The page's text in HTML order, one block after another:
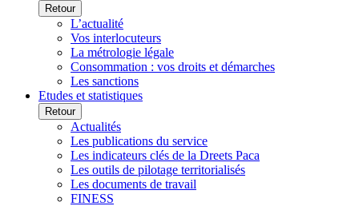
Retour
L’actualité
Vos interlocuteurs
La métrologie légale
Consommation : vos droits et démarches
Les sanctions
Etudes et statistiques
Retour
Actualités
Les publications du service
Les indicateurs clés de la Dreets Paca
Les outils de pilotage territorialisés
Les documents de travail
FINESS